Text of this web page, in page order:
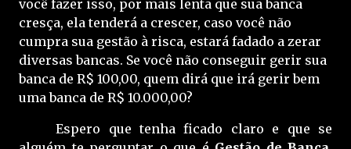
você fazer isso, por mais lenta que sua banca
cresça, ela tenderá a crescer, caso você não
cumpra sua gestão à risca, estará fadado a zerar
diversas bancas. Se você não conseguir gerir sua
banca de R$ 100,00, quem dirá que irá gerir bem
uma banca de R$ 10.000,00?
Espero que tenha ficado claro e que se